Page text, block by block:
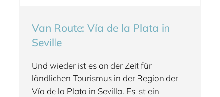
Van Route: Vía de la Plata in
Seville
Und wieder ist es an der Zeit für
ländlichen Tourismus in der Region der
Vía de la Plata in Sevilla. Es ist ein